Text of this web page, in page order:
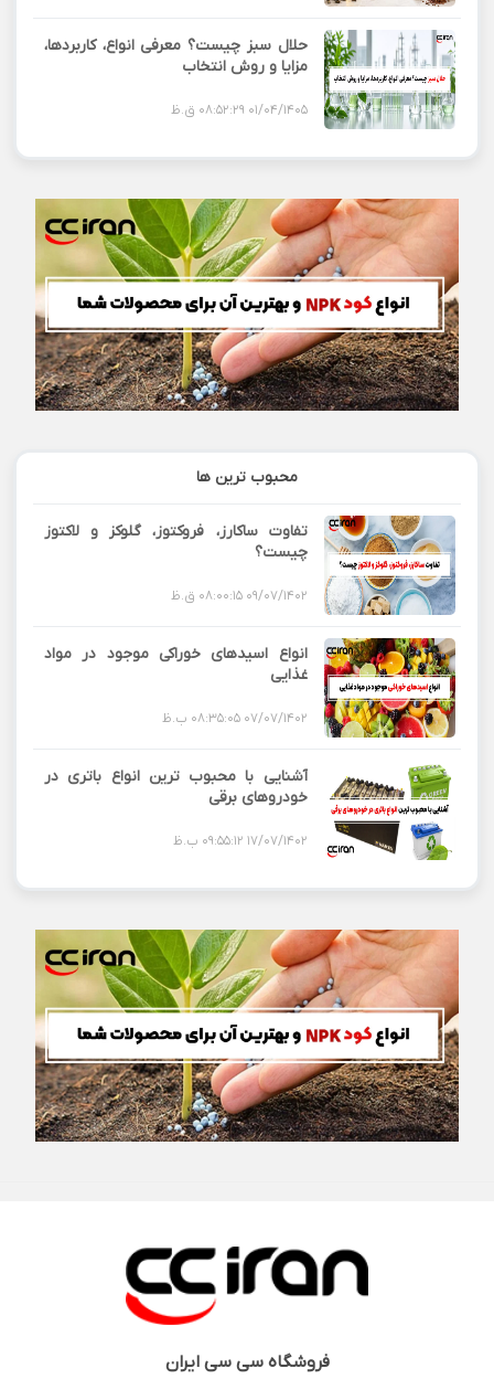
حلال سبز چیست؟ معرفی انواع، کاربردها،
مزایا و روش انتخاب
01/04/1405 08:52:29 ق.ظ
محبوب ترین ها
تفاوت ساکارز، فروکتوز، گلوکز و لاکتوز
چیست؟
09/07/1402 08:00:15 ق.ظ
انواع اسیدهای خوراکی موجود در مواد
غذایی
07/07/1402 08:35:05 ب.ظ
آشنایی با محبوب ترین انواع باتری در
خودروهای برقی
17/07/1402 09:55:12 ب.ظ
فروشگاهسی سی ایران